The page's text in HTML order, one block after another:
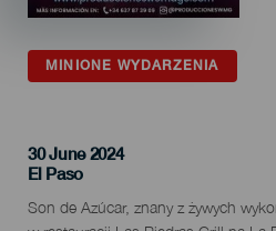
MINIONE WYDARZENIA
30 June 2024
Localidad
El Paso
Descripción
Son de Azúcar, znany z żywych